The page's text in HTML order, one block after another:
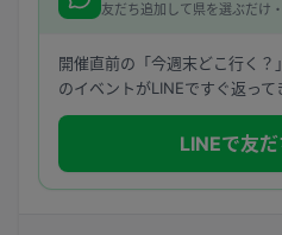
友だち追加して県を選ぶだけ
開催直前の「今週末どこ行く？
のイベントがLINEですぐ返って
LINEで友